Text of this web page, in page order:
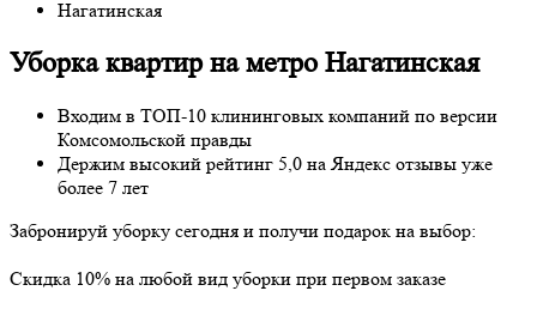
Нагатинская
Уборка квартир на метро Нагатинская
Входим в ТОП-10 клининговых компаний по версии
Комсомольской правды
Держим высокий рейтинг 5,0 наЯндекс отзывы уже
более 7 лет
Забронируй уборку сегодня и получи подарок на выбор:
Cкидка 10% на любой вид уборки при первом заказе